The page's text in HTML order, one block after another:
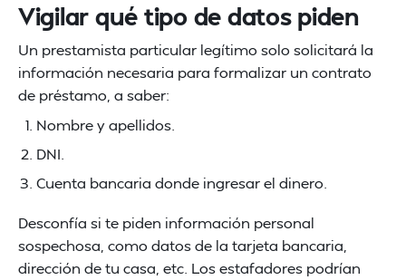
Vigilar qué tipo de datos piden
Un prestamista particular legítimo solo solicitará la
información necesaria para formalizar un contrato
de préstamo, a saber:
Nombre y apellidos.
DNI.
Cuenta bancaria donde ingresar el dinero.
Desconfía si te piden información personal
sospechosa, como datos de la tarjeta bancaria,
dirección de tu casa, etc. Los estafadores podrían